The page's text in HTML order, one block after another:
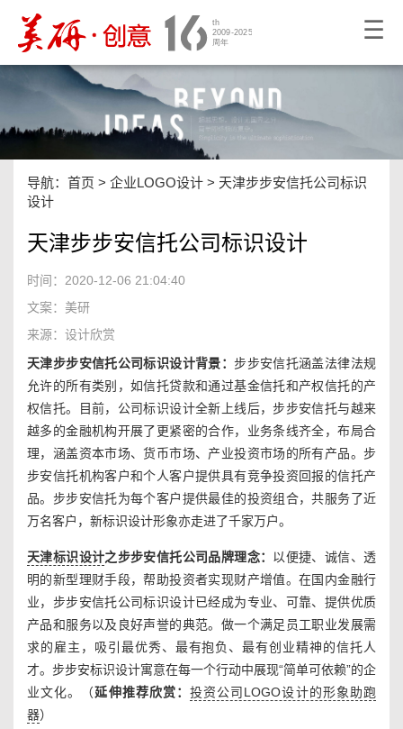
☰
导航： 首页 > 企业LOGO设计 > 天津步步安信托公司标识
设计
天津步步安信托公司标识设计
时间：2020-12-06 21:04:40
文案：美研
来源：设计欣赏
天津步步安信托公司标识设计背景：步步安信托涵盖法律法规
允许的所有类别，如信托贷款和通过基金信托和产权信托的产
权信托。目前，公司标识设计全新上线后，步步安信托与越来
越多的金融机构开展了更紧密的合作，业务条线齐全，布局合
理，涵盖资本市场、货币市场、产业投资市场的所有产品。步
步安信托机构客户和个人客户提供具有竞争投资回报的信托产
品。步步安信托为每个客户提供最佳的投资组合，共服务了近
万名客户，新标识设计形象亦走进了千家万户。
天津标识设计之步步安信托公司品牌理念： 以便捷、诚信、透
明的新型理财手段，帮助投资者实现财产增值。在国内金融行
业，步步安信托公司标识设计已经成为专业、可靠、提供优质
产品和服务以及良好声誉的典范。做一个满足员工职业发展需
求的雇主，吸引最优秀、最有抱负、最有创业精神的信托人
才。步步安标识设计寓意在每一个行动中展现“简单可依赖”的企
业文化。（延伸推荐欣赏：投资公司LOGO设计的形象助跑
器）